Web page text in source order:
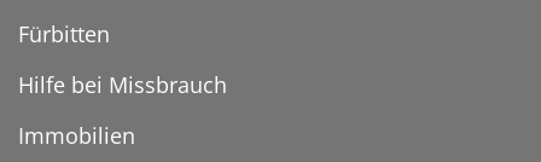
Fürbitten
Hilfe bei Missbrauch
Immobilien